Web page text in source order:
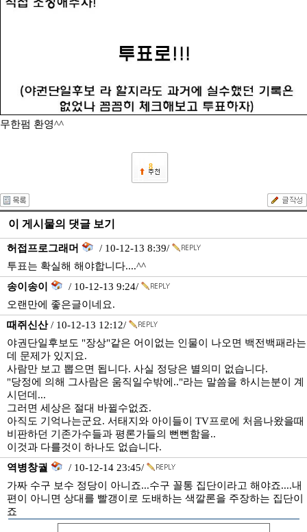
무한펌 환영^^
8
이 게시물의 댓글 보기
허접프로그래머
/ 10-12-13 8:39/
투표는 확실해 해야합니다....^^
송이송이
/ 10-12-13 9:24/
오랜만에 좋은글이네요.
때쥐신산/ 10-12-13 12:12/
야권단일후보도 "장상"같은 어이없는 인물이 나오면 백전백패라는
데 문제가 있지요.
사람만 보고 뽑으면 됩니다. 사실 정당은 별의미 없습니다.
"당정에 의해 그사람은 움직일수밖에.."라는 말씀을 하시는분이 계
시던데...
그러면 세상은 절대 바뀔수없죠.
아직도 기억나는군요. 서태지와 아이들이 TV프로에 처음나왔을때
비판하던 기존가수들과 평론가들의 뻔뻔함을..
이것과 다를것이 하나도 없습니다.
역병창궐
/ 10-12-14 23:45/
가짜 수구 보수 정당이 아니죠...수구 꼴통 집단이라고 해야죠....내
편이 아니면 상대를 빨갱이로 도배하는 색깔론을 주장하는 집단이
죠